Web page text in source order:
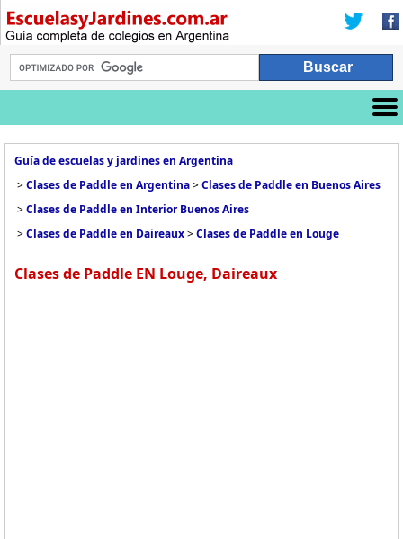
Guía de escuelas y jardines en Argentina
>Clases de Paddle en Argentina>Clases de Paddle en Buenos Aires
>Clases de Paddle en Interior Buenos Aires
>Clases de Paddle en Daireaux>Clases de Paddle en Louge
Clases de Paddle EN Louge, Daireaux